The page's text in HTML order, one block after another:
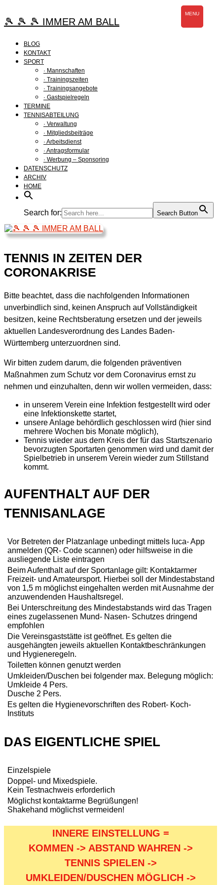
Inhalt
springen
🎾 🎾 🎾 IMMER AM BALL
BLOG
KONTAKT
SPORT
· Mannschaften
· Trainingszeiten
· Trainingsangebote
· Gastspielregeln
TERMINE
TENNISABTEILUNG
· Verwaltung
· Mitgliedsbeiträge
· Arbeitsdienst
· Antragsformular
· Werbung – Sponsoring
DATENSCHUTZ
ARCHIV
HOME
Search for: Search Button
TENNIS IN ZEITEN DER
CORONAKRISE
Bitte beachtet, dass die nachfolgenden Informationen
unverbindlich sind, keinen Anspruch auf Vollständigkeit
besitzen, keine Rechtsberatung ersetzen und der jeweils
aktuellen Landesverordnung des Landes Baden-
Württemberg unterzuordnen sind.
Wir bitten zudem darum, die folgenden präventiven
Maßnahmen zum Schutz vor dem Coronavirus ernst zu
nehmen und einzuhalten, denn wir wollen vermeiden, dass:
in unserem Verein eine Infektion festgestellt wird oder
eine Infektionskette startet,
unsere Anlage behördlich geschlossen wird (hier sind
mehrere Wochen bis Monate möglich),
Tennis wieder aus dem Kreis der für das Startszenario
bevorzugten Sportarten genommen wird und damit der
Spielbetrieb in unserem Verein wieder zum Stillstand
kommt.
AUFENTHALT AUF DER
TENNISANLAGE
Vor Betreten der Platzanlage unbedingt mittels luca- App
anmelden (QR- Code scannen) oder hilfsweise in die
ausliegende Liste eintragen
Beim Aufenthalt auf der Sportanlage gilt: Kontaktarmer
Freizeit- und Amateursport. Hierbei soll der Mindestabstand
von 1,5 m möglichst eingehalten werden mit Ausnahme der
anzuwendenden Haushaltsregel.
Bei Unterschreitung des Mindestabstands wird das Tragen
eines zugelassenen Mund- Nasen- Schutzes dringend
empfohlen
Die Vereinsgaststätte ist geöffnet. Es gelten die
ausgehängten jeweils aktuellen Kontaktbeschränkungen
und Hygieneregeln.
Toiletten können genutzt werden
Umkleiden/Duschen bei folgender max. Belegung möglich:
Umkleide 4 Pers.
Dusche 2 Pers.
Es gelten die Hygienevorschriften des Robert- Koch-
Instituts
DAS EIGENTLICHE SPIEL
Einzelspiele
Doppel- und Mixedspiele.
Kein Testnachweis erforderlich
Möglichst kontaktarme Begrüßungen!
Shakehand möglichst vermeiden!
INNERE EINSTELLUNG =
KOMMEN -> ABSTAND WAHREN ->
TENNIS SPIELEN ->
UMKLEIDEN/DUSCHEN MÖGLICH ->
MENU